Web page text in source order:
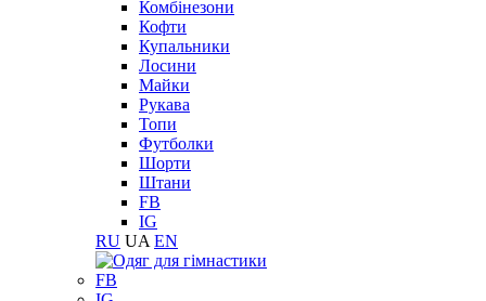
Комбінезони
Кофти
Купальники
Лосини
Майки
Рукава
Топи
Футболки
Шорти
Штани
FB
IG
RU UA EN
FB